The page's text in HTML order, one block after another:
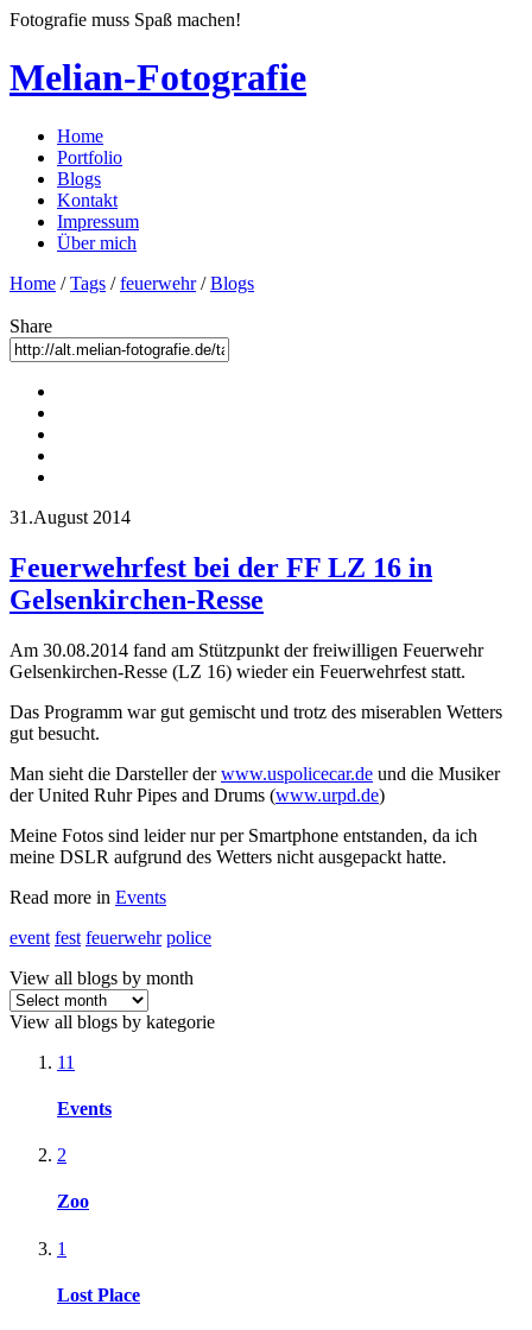
Fotografie muss Spaß machen!
Melian-Fotografie
Home
Portfolio
Blogs
Kontakt
Impressum
Über mich
Home /Tags /feuerwehr/Blogs
Share
31.August 2014
Feuerwehrfest bei der FF LZ 16 in
Gelsenkirchen-Resse
Am 30.08.2014 fand am Stützpunkt der freiwilligen Feuerwehr
Gelsenkirchen-Resse (LZ 16) wieder ein Feuerwehrfest statt.
Das Programm war gut gemischt und trotz des miserablen Wetters
gut besucht.
Man sieht die Darsteller derwww.uspolicecar.de und die Musiker
der United Ruhr Pipes and Drums (www.urpd.de)
Meine Fotos sind leider nur per Smartphone entstanden, da ich
meine DSLR aufgrund des Wetters nicht ausgepackt hatte.
Read more in Events
event fest feuerwehr police
View all blogs by month
View all blogs by kategorie
11
Events
2
Zoo
1
Lost Place